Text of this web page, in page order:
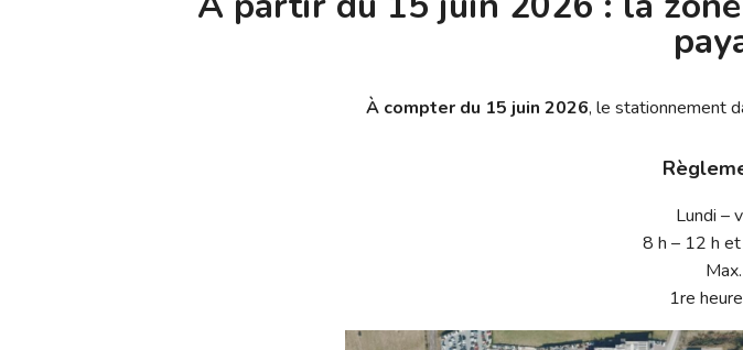
À compter du 15 juin 2026, le stationnement
Lundi –
8 h – 12 h
1re